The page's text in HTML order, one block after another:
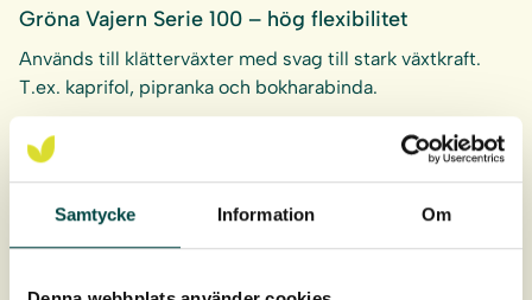
Samtycke Information Om
Gröna Vajern Serie 100 – hög flexibilitet
Används till klätterväxter med svag till stark växtkraft.
T.ex. kaprifol, pipranka och bokharabinda.
Gröna Vajern Serie 112 – effektiv lastupptagning
Används till starkt slingrande, enbart Blåregn.